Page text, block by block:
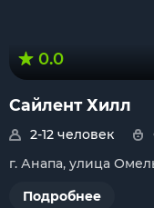
0.0
Сайлент Хилл
2-12 человек
г. Анапа, улица
Подробнее